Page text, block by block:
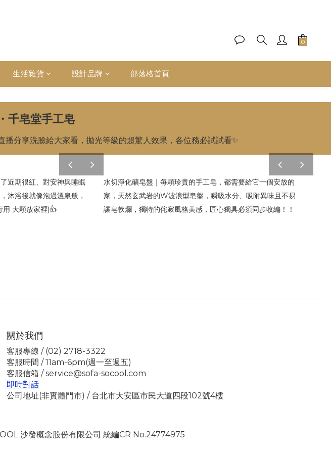
生活雜貨 設計品牌 部落格首頁
千皂堂手工皂
分享洗臉給大家看，拋光等級的超驚人效果，各位務必試試看✨
pre
v
nex
t
近期很紅、對安神與睡眠
沐浴後就像泡過溫泉般，
用 大顆放家裡)👍
pre
v
nex
t
水切淨化礦皂盤｜每顆珍貴的手工皂，都需要給它一個安放的
家，天然玄武岩的W波浪型皂盤，瞬吸水分、吸附異味且不易
讓皂軟爛，獨特的侘寂風格美感， 匠心獨具必須同步收編！！
關於我們
客服專線 / (02) 2718-3322
客服時間 / 11am-6pm(週一至週五)
客服信箱 / service@sofa-socool.com
即時對話
公司地址(非實體門市) / 台北市大安區市民大道四段102號4樓
沙發概念股份有限公司 統編CR No.24774975